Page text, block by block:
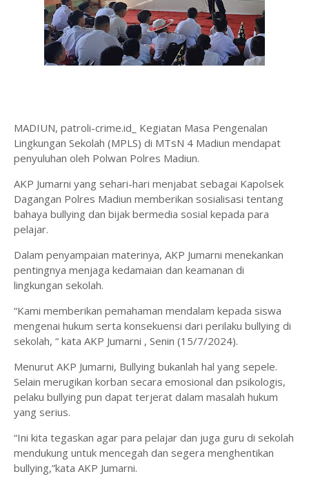
MADIUN, patroli-crime.id_ Kegiatan Masa Pengenalan
Lingkungan Sekolah (MPLS) di MTsN 4 Madiun mendapat
penyuluhan oleh Polwan Polres Madiun.
AKP Jumarni yang sehari-hari menjabat sebagai Kapolsek
Dagangan Polres Madiun memberikan sosialisasi tentang
bahaya bullying dan bijak bermedia sosial kepada para
pelajar.
Dalam penyampaian materinya, AKP Jumarni menekankan
pentingnya menjaga kedamaian dan keamanan di
lingkungan sekolah.
“Kami memberikan pemahaman mendalam kepada siswa
mengenai hukum serta konsekuensi dari perilaku bullying di
sekolah, “ kata AKP Jumarni , Senin (15/7/2024).
Menurut AKP Jumarni, Bullying bukanlah hal yang sepele.
Selain merugikan korban secara emosional dan psikologis,
pelaku bullying pun dapat terjerat dalam masalah hukum
yang serius.
“Ini kita tegaskan agar para pelajar dan juga guru di sekolah
mendukung untuk mencegah dan segera menghentikan
bullying,”kata AKP Jumarni.